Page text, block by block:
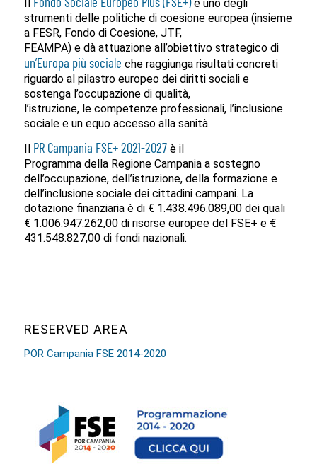
Il
è uno degli
strumenti delle politiche di coesione europea (insieme
a FESR, Fondo di Coesione, JTF,
FEAMPA) e dà attuazione all’obiettivo strategico di
un’Europa più sociale che raggiunga risultati concreti
riguardo al pilastro europeo dei diritti sociali e
sostenga l’occupazione di qualità,
l’istruzione, le competenze professionali, l’inclusione
sociale e un equo accesso alla sanità.
PR Campania FSE+ 2021-2027è il
Programma della Regione Campania a sostegno
dell’occupazione, dell’istruzione, della formazione e
dell’inclusione sociale dei cittadini campani. La
dotazione finanziaria è di € 1.438.496.089,00 dei quali
€ 1.006.947.262,00 di risorse europee del FSE+ e €
431.548.827,00 di fondi nazionali.
RESERVED AREA
POR Campania FSE 2014-2020